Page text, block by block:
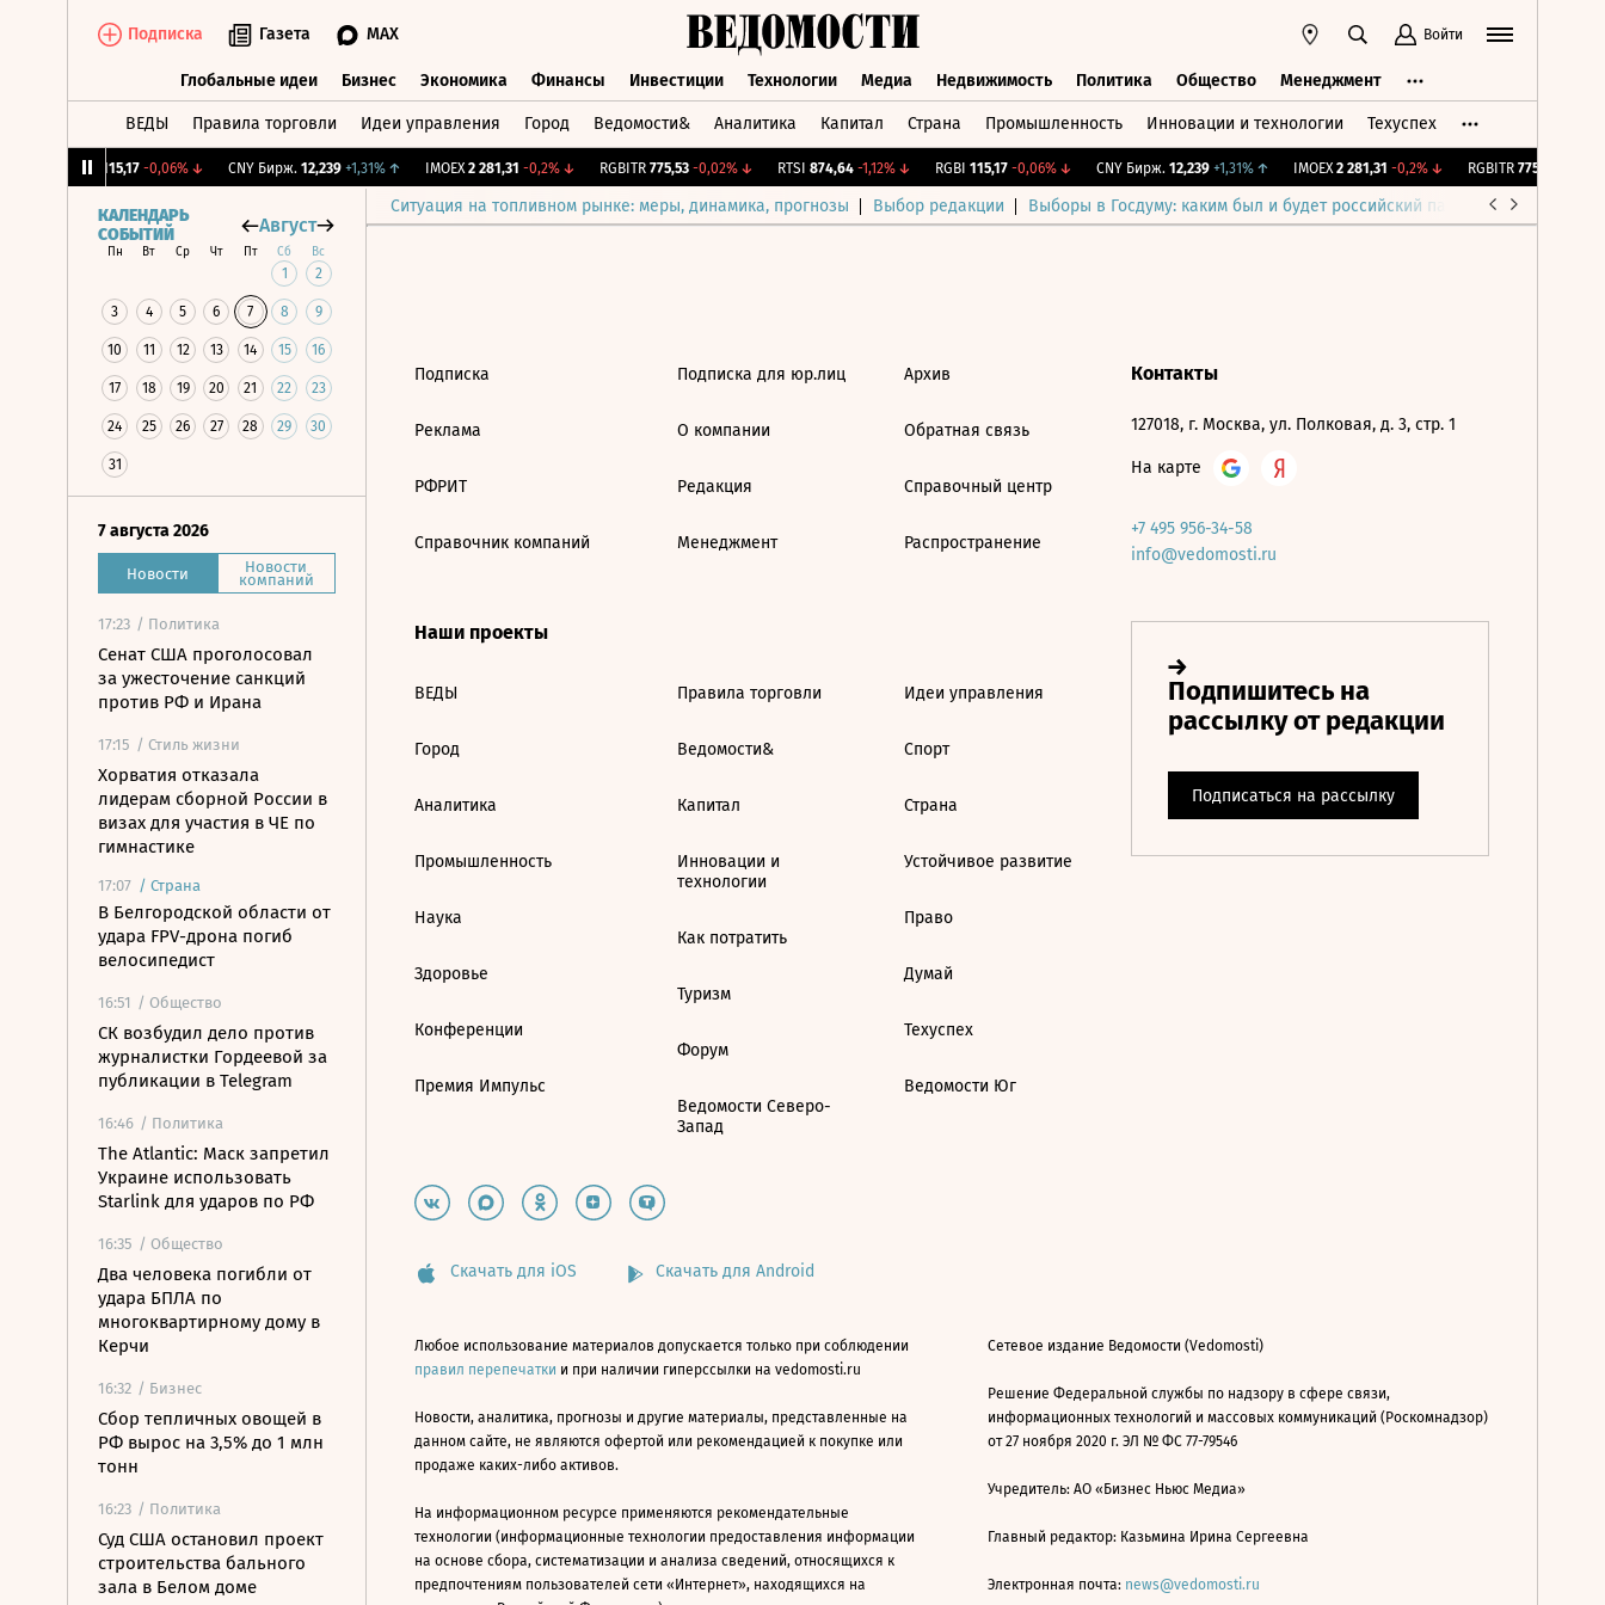
Подписка Газета MAX Войти
Глобальные идеи Бизнес Экономика Финансы Инвестиции Технологии Медиа Недвижимость Политика Общество Менеджмент
ВЕДЫ Правила торговли Идеи управления Город Ведомости& Аналитика Капитал Страна Промышленность Инновации и технологии Техуспех
115,17 -0,06%↓ CNY Бирж. 12,239 +1,31%↑ IMOEX 2 281,31 -0,2%↓ RGBITR 775,53 -0,02%↓ RTSI 874,64 -1,12%↓ RGBI 115,17 -0,06%↓ CNY Бирж. 12,239 +1,31%↑ IMOEX 2 281,31 -0,2%↓ RGBITR 775,53
Ситуация на топливном рынке: меры, динамика, прогнозы Выбор редакции Выборы в Госдуму: каким был и будет российский парламент
КАЛЕНДАРЬ
СОБЫТИЙ
Август
Пн Вт Ср Чт Пт Сб Вс
1 2
3 4 5 6 7 8 9
10 11 12 13 14 15 16
17 18 19 20 21 22 23
24 25 26 27 28 29 30
31
7 августа 2026
Новости Новости
компаний
17:23 / Политика
Сенат США проголосовал
за ужесточение санкций
против РФ и Ирана
17:15 / Стиль жизни
Хорватия отказала
лидерам сборной России в
визах для участия в ЧЕ по
гимнастике
17:07 / Страна
В Белгородской области от
удара FPV-дрона погиб
велосипедист
16:51 / Общество
СК возбудил дело против
журналистки Гордеевой за
публикации в Telegram
16:46 / Политика
The Atlantic: Маск запретил
Украине использовать
Starlink для ударов по РФ
16:35 / Общество
Два человека погибли от
удара БПЛА по
многоквартирному дому в
Керчи
16:32 / Бизнес
Сбор тепличных овощей в
РФ вырос на 3,5% до 1 млн
тонн
16:23 / Политика
Суд США остановил проект
строительства бального
зала в Белом доме
Подписка
Реклама
РФРИТ
Справочник компаний
Подписка для юр.лиц
О компании
Редакция
Менеджмент
Архив
Обратная связь
Справочный центр
Распространение
Наши проекты
ВЕДЫ
Город
Аналитика
Промышленность
Наука
Здоровье
Конференции
Премия Импульс
Правила торговли
Ведомости&
Капитал
Инновации и
технологии
Как потратить
Туризм
Форум
Ведомости Северо-
Запад
Идеи управления
Спорт
Страна
Устойчивое развитие
Право
Думай
Техуспех
Ведомости Юг
Контакты
127018, г. Москва, ул. Полковая, д. 3, стр. 1
На карте
+7 495 956-34-58
info@vedomosti.ru
Скачать для iOS Скачать для Android
Любое использование материалов допускается только при соблюдении
правил перепечатки и при наличии гиперссылки на vedomosti.ru
Новости, аналитика, прогнозы и другие материалы, представленные на
данном сайте, не являются офертой или рекомендацией к покупке или
продаже каких-либо активов.
На информационном ресурсе применяются рекомендательные
технологии (информационные технологии предоставления информации
на основе сбора, систематизации и анализа сведений, относящихся к
предпочтениям пользователей сети «Интернет», находящихся на
Сетевое издание Ведомости (Vedomosti)
Решение Федеральной службы по надзору в сфере связи,
информационных технологий и массовых коммуникаций (Роскомнадзор)
от 27 ноября 2020 г. ЭЛ № ФС 77-79546
Учредитель: АО «Бизнес Ньюс Медиа»
Главный редактор: Казьмина Ирина Сергеевна
Электронная почта: news@vedomosti.ru